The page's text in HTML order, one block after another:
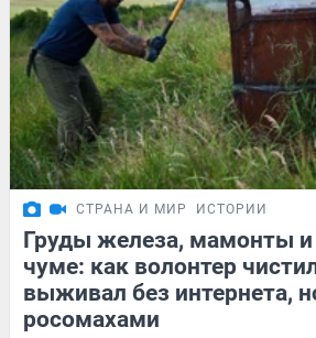
СТРАНА И МИР ИСТОРИИ
Груды железа, мамонты
чуме: как волонтер
выживал без интернета,
росомахами